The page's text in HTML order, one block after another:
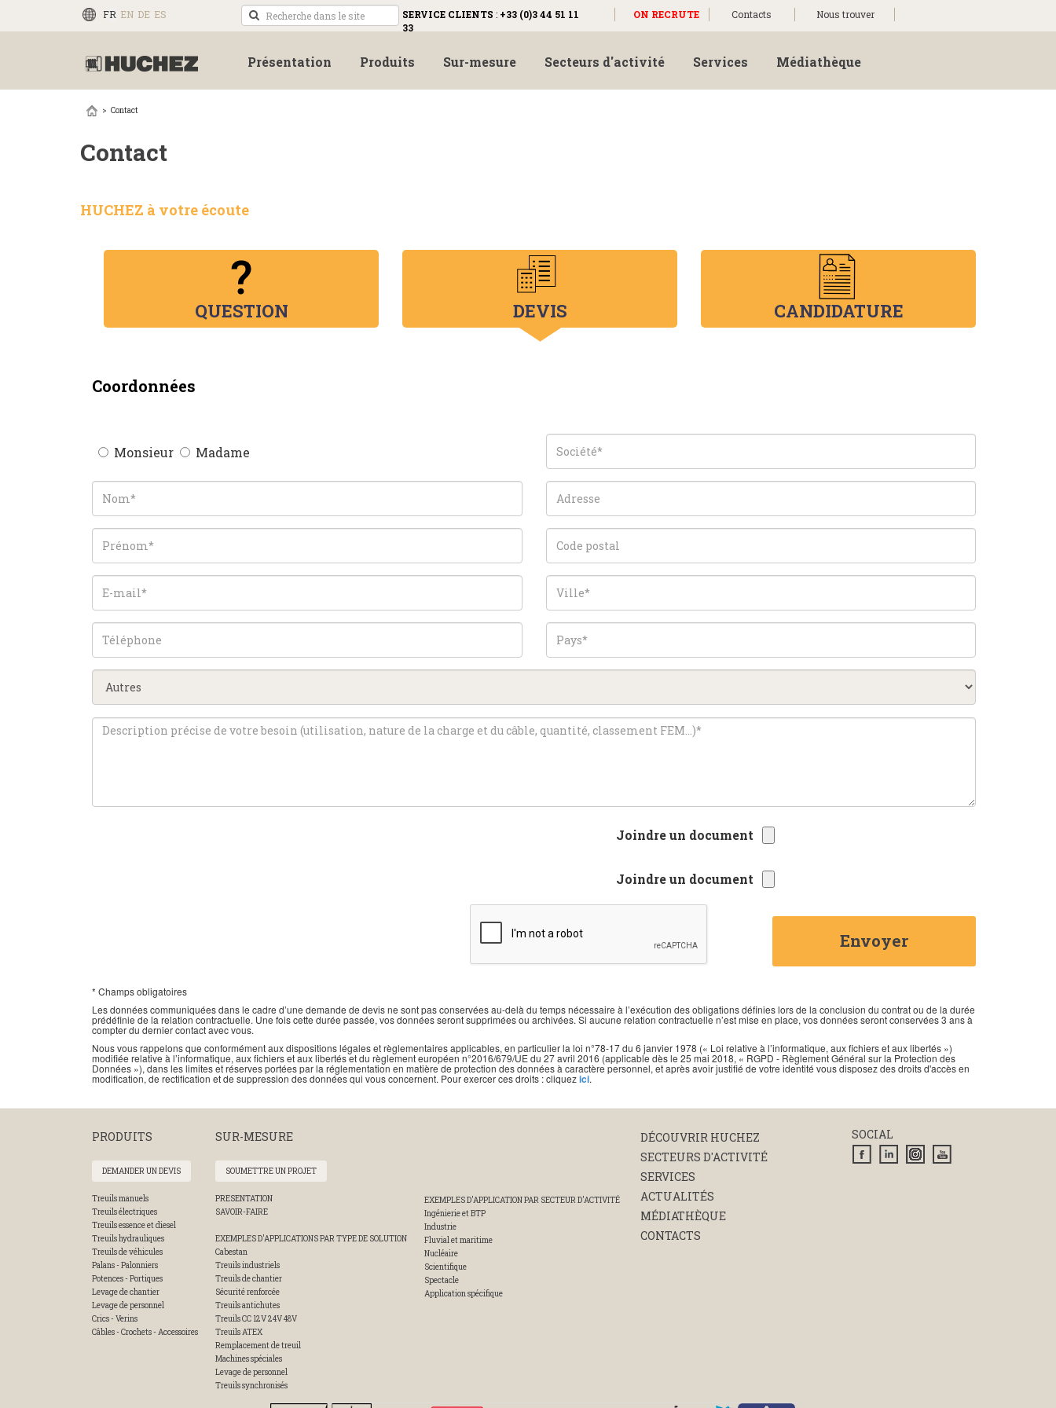
FR EN DE ES SERVICE CLIENTS : +33 (0)3 44 51 11
33
ON RECRUTE Contacts Nous trouver
Présentation Produits Sur-mesure Secteurs d'activité Services Médiathèque
Contact
Contact
HUCHEZ à votre écoute
QUESTION DEVIS CANDIDATURE
Coordonnées
Monsieur Madame
Envoyer
* Champs obligatoires
Les données communiquées dans le cadre d’une demande de devis ne sont pas conservées au-delà du temps nécessaire à l’exécution des obligations définies lors de la conclusion du contrat ou de la durée
prédéfinie de la relation contractuelle. Une fois cette durée passée, vos données seront supprimées ou archivées. Si aucune relation contractuelle n’est mise en place, vos données seront conservées 3 ans à
compter du dernier contact avec vous.
Nous vous rappelons que conformément aux dispositions légales et règlementaires applicables, en particulier la loi n°78-17 du 6 janvier 1978 (« Loi relative à l’informatique, aux fichiers et aux libertés »)
modifiée relative à l’informatique, aux fichiers et aux libertés et du règlement européen n°2016/679/UE du 27 avril 2016 (applicable dès le 25 mai 2018, « RGPD - Règlement Général sur la Protection des
Données »), dans les limites et réserves portées par la réglementation en matière de protection des données à caractère personnel, et après avoir justifié de votre identité vous disposez des droits d'accès en
modification, de rectification et de suppression des données qui vous concernent. Pour exercer ces droits : cliquezici.
PRODUITS
DEMANDER UN DEVIS
Treuils manuels
Treuils électriques
Treuils essence et diesel
Treuils hydrauliques
Treuils de véhicules
Palans - Palonniers
Potences - Portiques
Levage de chantier
Levage de personnel
Crics - Verins
Câbles - Crochets - Accessoires
SUR-MESURE
SOUMETTRE UN PROJET
PRESENTATION
SAVOIR-FAIRE
EXEMPLES D'APPLICATIONS PAR TYPE DE SOLUTION
Cabestan
Treuils industriels
Treuils de chantier
Sécurité renforcée
Treuils antichutes
Treuils CC 12V 24V 48V
Treuils ATEX
Remplacement de treuil
Machines spéciales
Levage de personnel
Treuils synchronisés
EXEMPLES D'APPLICATION PAR SECTEUR D'ACTIVITÉ
Ingénierie et BTP
Industrie
Fluvial et maritime
Nucléaire
Scientifique
Spectacle
Application spécifique
DÉCOUVRIR HUCHEZ
SECTEURS D'ACTIVITÉ
SERVICES
ACTUALITÉS
MÉDIATHÈQUE
CONTACTS
SOCIAL